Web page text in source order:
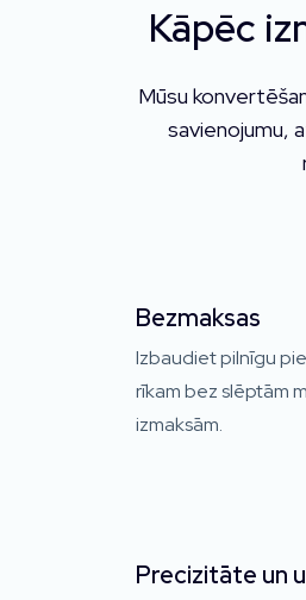
Kāpēc
Mūsu
savienojumu,
Bezmaksas
Izbaudiet pilnīgu
rīkam bez slēptām
izmaksām.
Precizitāte un